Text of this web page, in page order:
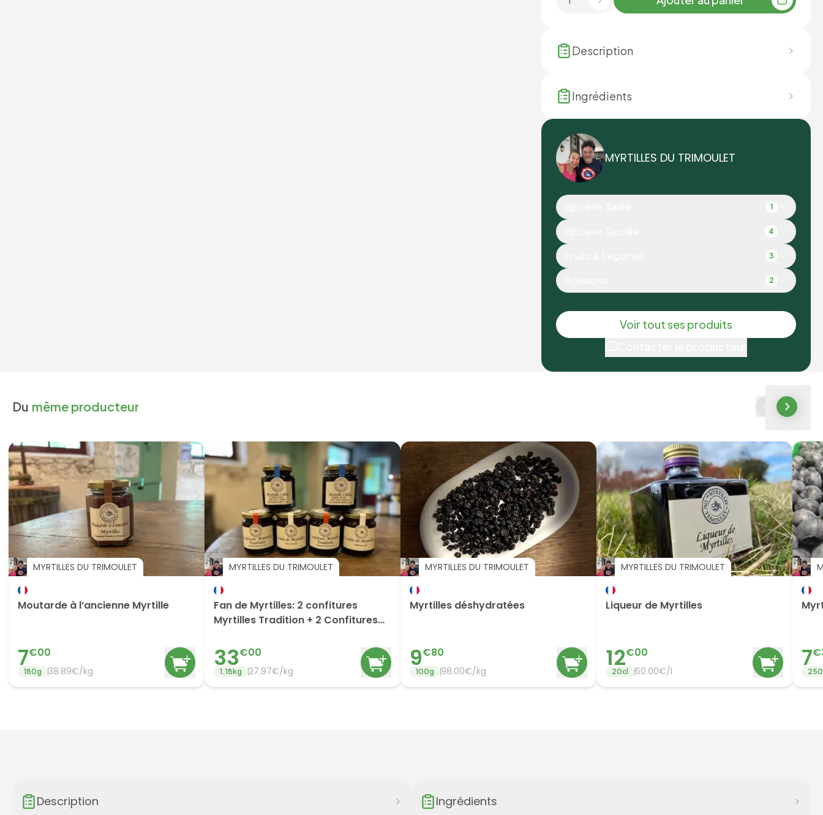
Description
Ingrédients
MYRTILLES DU TRIMOULET
1
4
3
2
Voir tout ses produits
Du même producteur
MYRTILLES DU TRIMOULET
Moutarde à l’ancienne Myrtille
7€00
180g 38.89€/kg
MYRTILLES DU TRIMOULET
Fan de Myrtilles: 2 confitures
Myrtilles Tradition + 2 Confitures
33€00
1.18kg 27.97€/kg
MYRTILLES DU TRIMOULET
Myrtilles déshydratées
9€80
100g 98.00€/kg
MYRTILLES DU TRIMOULET
Liqueur de Myrtilles
12€00
20cl 60.00€/l 7€
250
Description Ingrédients